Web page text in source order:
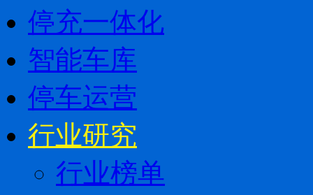
停充一体化
智能车库
停车运营
行业研究
行业榜单